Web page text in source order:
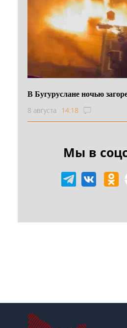
В Бугуруслане ночью
8 августа 14:18
Мы в